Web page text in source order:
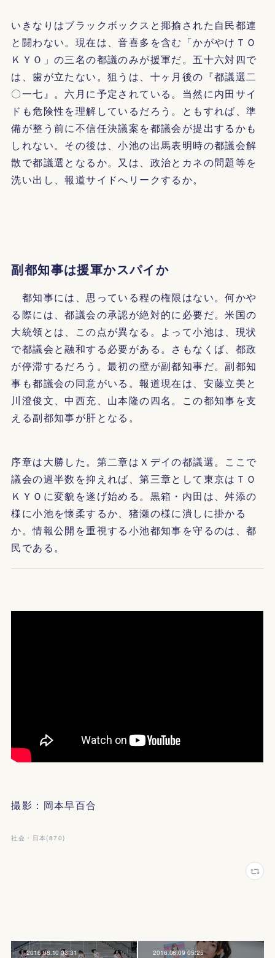
いきなりはブラックボックスと揶揄された自民都連
と闘わない。現在は、音喜多を含む「かがやけＴＯ
ＫＹＯ」の三名の都議のみが援軍だ。五十六対四で
は、歯が立たない。狙うは、十ヶ月後の『都議選二
〇一七』。六月に予定されている。当然に内田サイ
ドも危険性を理解しているだろう。ともすれば、準
備が整う前に不信任決議案を都議会が提出するかも
しれない。その後は、小池の出馬表明時の都議会解
散で都議選となるか。又は、政治とカネの問題等を
洗い出し、報道サイドへリークするか。
副都知事は援軍かスパイか
都知事には、思っている程の権限はない。何かや
る際には、都議会の承認が絶対的に必要だ。米国の
大統領とは、この点が異なる。よって小池は、現状
で都議会と融和する必要がある。さもなくば、都政
が停滞するだろう。最初の壁が副都知事だ。副都知
事も都議会の同意がいる。報道現在は、安藤立美と
川澄俊文、中西充、山本隆の四名。この都知事を支
える副都知事が肝となる。
序章は大勝した。第二章はＸデイの都議選。ここで
議会の過半数を抑えれば、第三章として東京はＴＯ
ＫＹＯに変貌を遂げ始める。黒箱・内田は、舛添の
様に小池を懐柔するか、猪瀬の様に潰しに掛かる
か。情報公開を重視する小池都知事を守るのは、都
民である。
撮影：岡本早百合
社会・日本(870)
2016.08.10 03:31 2016.08.09 05:25